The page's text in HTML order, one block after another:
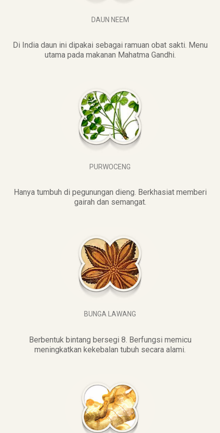
DAUN NEEM
Di India daun ini dipakai sebagai ramuan obat sakti. Menu
utama pada makanan Mahatma Gandhi.
PURWOCENG
Hanya tumbuh di pegunungan dieng. Berkhasiat memberi
gairah dan semangat.
BUNGA LAWANG
Berbentuk bintang bersegi 8. Berfungsi memicu
meningkatkan kekebalan tubuh secara alami.